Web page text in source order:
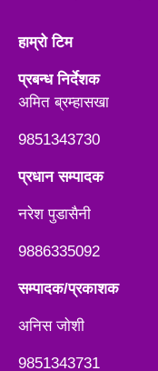
हाम्रो टिम
प्रबन्ध निर्देशक
अमित ब्रम्हासखा
9851343730
प्रधान सम्पादक
नरेश पुडासैनी
9886335092
सम्पादक/प्रकाशक
अनिस जाेशी
9851343731